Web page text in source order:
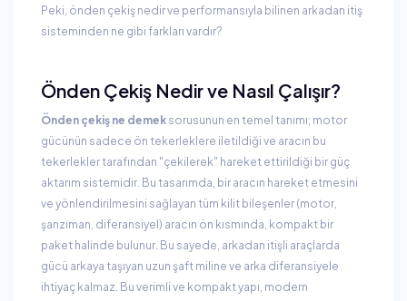
Peki, önden çekiş nedir ve performansıyla bilinen arkadan itiş
sisteminden ne gibi farkları vardır?
Önden Çekiş Nedir ve Nasıl Çalışır?
Önden çekiş ne demek sorusunun en temel tanımı; motor
gücünün sadece ön tekerleklere iletildiği ve aracın bu
tekerlekler tarafından "çekilerek" hareket ettirildiği bir güç
aktarım sistemidir. Bu tasarımda, bir aracın hareket etmesini
ve yönlendirilmesini sağlayan tüm kilit bileşenler (motor,
şanzıman, diferansiyel) aracın ön kısmında, kompakt bir
paket halinde bulunur. Bu sayede, arkadan itişli araçlarda
gücü arkaya taşıyan uzun şaft miline ve arka diferansiyele
ihtiyaç kalmaz. Bu verimli ve kompakt yapı, modern